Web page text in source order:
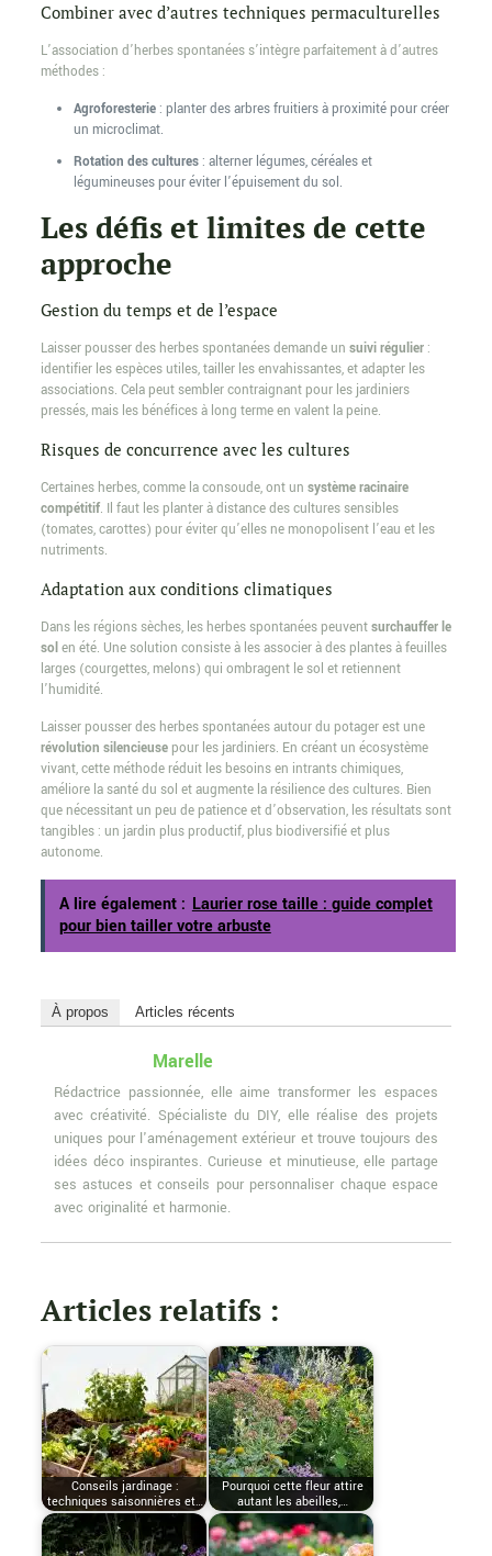
Combiner avec d’autres techniques permaculturelles
L’association d’herbes spontanées s’intègre parfaitement à d’autres
méthodes :
Agroforesterie: planter des arbres fruitiers à proximité pour créer
un microclimat.
Rotation des cultures: alterner légumes, céréales et
légumineuses pour éviter l’épuisement du sol.
Les défis et limites de cette
approche
Gestion du temps et de l’espace
Laisser pousser des herbes spontanées demande un suivi régulier:
identifier les espèces utiles, tailler les envahissantes, et adapter les
associations. Cela peut sembler contraignant pour les jardiniers
pressés, mais les bénéfices à long terme en valent la peine.
Risques de concurrence avec les cultures
Certaines herbes, comme la consoude, ont un système racinaire
compétitif. Il faut les planter à distance des cultures sensibles
(tomates, carottes) pour éviter qu’elles ne monopolisent l’eau et les
nutriments.
Adaptation aux conditions climatiques
Dans les régions sèches, les herbes spontanées peuventsurchauffer le
solen été. Une solution consiste à les associer à des plantes à feuilles
larges (courgettes, melons) qui ombragent le sol et retiennent
l’humidité.
Laisser pousser des herbes spontanées autour du potager est une
révolution silencieusepour les jardiniers. En créant un écosystème
vivant, cette méthode réduit les besoins en intrants chimiques,
améliore la santé du sol et augmente la résilience des cultures. Bien
que nécessitant un peu de patience et d’observation, les résultats sont
tangibles : un jardin plus productif, plus biodiversifié et plus
autonome.
A lire également : Laurier rose taille : guide complet
pour bien tailler votre arbuste
À propos Articles récents
Marelle
Rédactrice passionnée, elle aime transformer les espaces
avec créativité. Spécialiste du DIY, elle réalise des projets
uniques pour l'aménagement extérieur et trouve toujours des
idées déco inspirantes. Curieuse et minutieuse, elle partage
ses astuces et conseils pour personnaliser chaque espace
avec originalité et harmonie.
Articles relatifs :
Conseils jardinage :
techniques saisonnières et…
Pourquoi cette fleur attire
autant les abeilles,…